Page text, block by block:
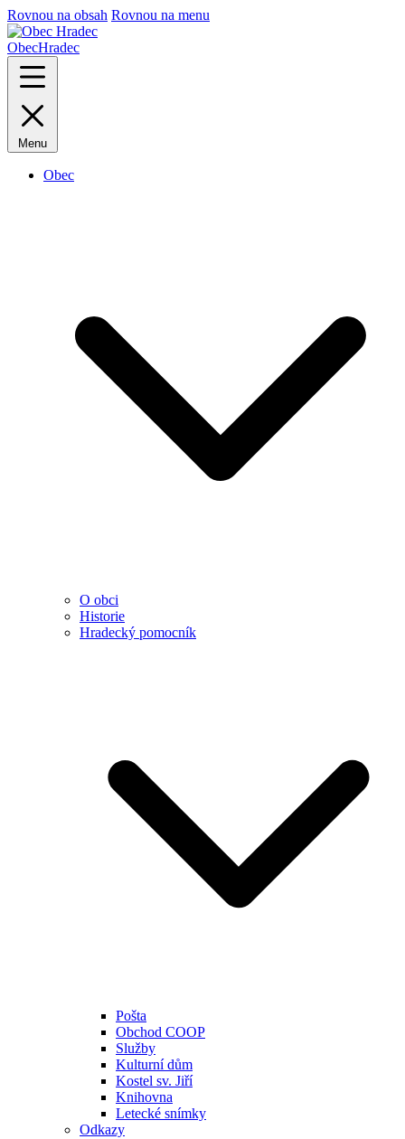
Rovnou na obsah Rovnou na menu
ObecHradec
Menu
Obec
O obci
Historie
Hradecký pomocník
Pošta
Obchod COOP
Služby
Kulturní dům
Kostel sv. Jiří
Knihovna
Letecké snímky
Odkazy